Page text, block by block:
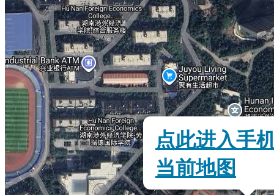
点此进入手
当前地图